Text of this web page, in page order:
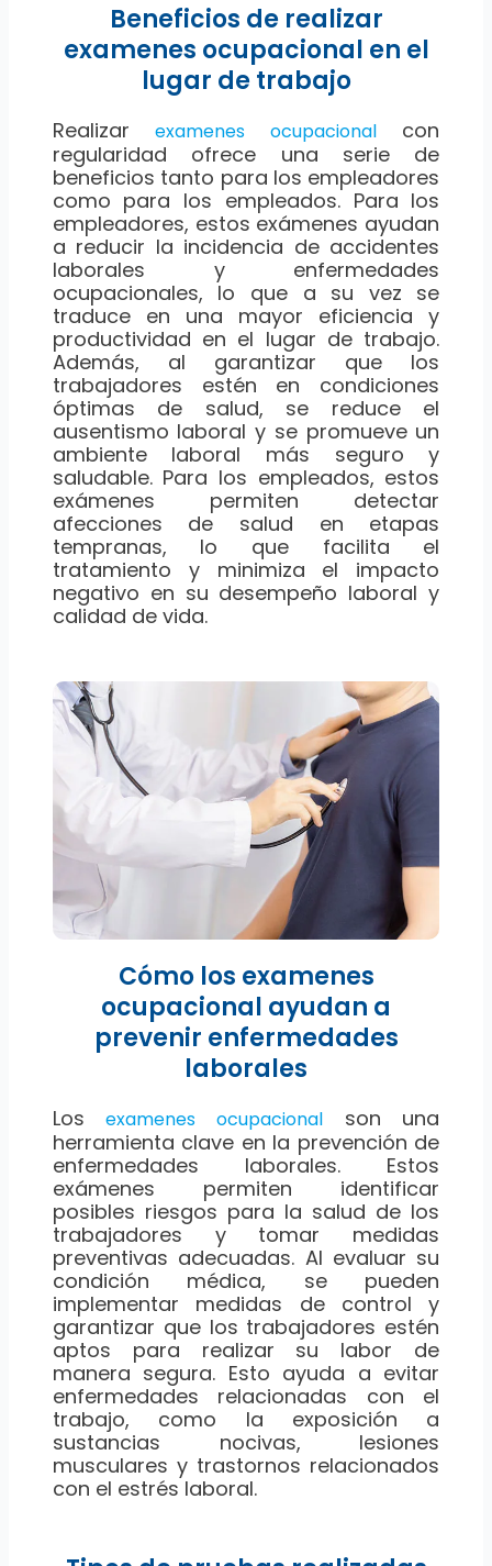
Beneficios de realizar
examenes ocupacional en el
lugar de trabajo
Realizarexamenes ocupacionalcon
regularidad ofrece una serie de
beneficios tanto para los empleadores
como para los empleados. Para los
empleadores, estos exámenes ayudan
a reducir la incidencia de accidentes
laborales y enfermedades
ocupacionales, lo que a su vez se
traduce en una mayor eficiencia y
productividad en el lugar de trabajo.
Además, al garantizar que los
trabajadores estén en condiciones
óptimas de salud, se reduce el
ausentismo laboral y se promueve un
ambiente laboral más seguro y
saludable. Para los empleados, estos
exámenes permiten detectar
afecciones de salud en etapas
tempranas, lo que facilita el
tratamiento y minimiza el impacto
negativo en su desempeño laboral y
calidad de vida.
Cómo los examenes
ocupacional ayudan a
prevenir enfermedades
laborales
Losexamenes ocupacional son una
herramienta clave en la prevención de
enfermedades laborales. Estos
exámenes permiten identificar
posibles riesgos para la salud de los
trabajadores y tomar medidas
preventivas adecuadas. Al evaluar su
condición médica, se pueden
implementar medidas de control y
garantizar que los trabajadores estén
aptos para realizar su labor de
manera segura. Esto ayuda a evitar
enfermedades relacionadas con el
trabajo, como la exposición a
sustancias nocivas, lesiones
musculares y trastornos relacionados
con el estrés laboral.